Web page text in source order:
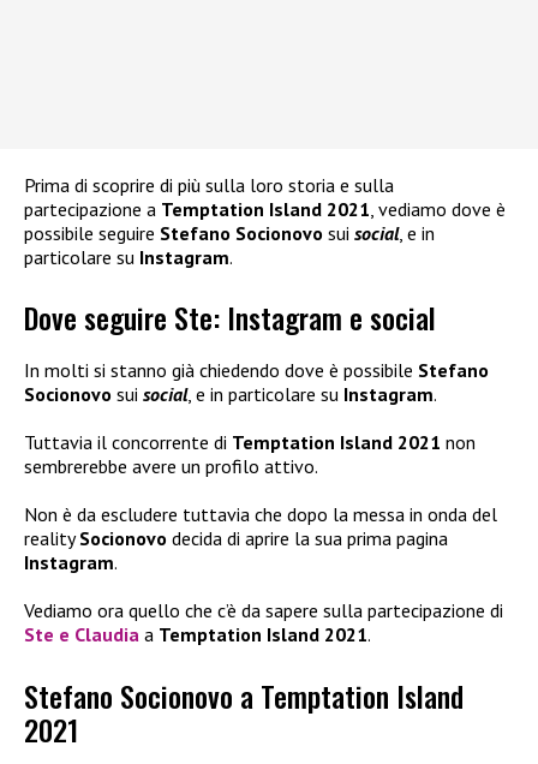
Prima di scoprire di più sulla loro storia e sulla
partecipazione a Temptation Island 2021, vediamo dove è
possibile seguire Stefano Socionovo sui social, e in
particolare su Instagram.
Dove seguire Ste: Instagram e social
In molti si stanno già chiedendo dove è possibile Stefano
Socionovo sui social, e in particolare su Instagram.
Tuttavia il concorrente di Temptation Island 2021 non
sembrerebbe avere un profilo attivo.
Non è da escludere tuttavia che dopo la messa in onda del
realitySocionovo decida di aprire la sua prima pagina
Instagram.
Vediamo ora quello che c’è da sapere sulla partecipazione di
Ste e Claudia a Temptation Island 2021.
Stefano Socionovo a Temptation Island
2021